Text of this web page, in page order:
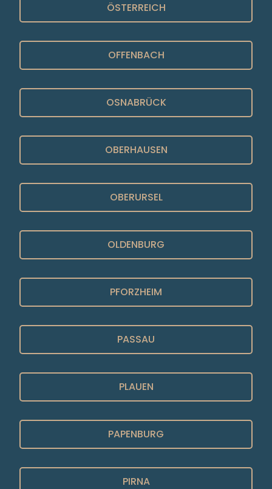
ÖSTERREICH
OFFENBACH
OSNABRÜCK
OBERHAUSEN
OBERURSEL
OLDENBURG
PFORZHEIM
PASSAU
PLAUEN
PAPENBURG
PIRNA